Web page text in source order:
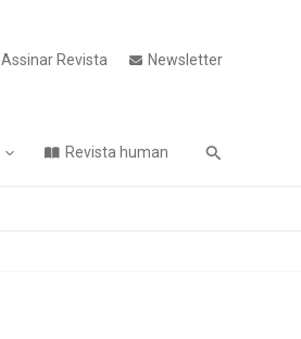
Assinar Revista Newsletter
Revista human Pesquisa